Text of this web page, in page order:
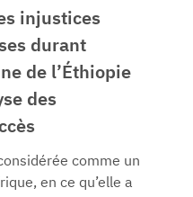
injustices
durant
de l’Éthiopie
des
comme un
en ce qu’elle a